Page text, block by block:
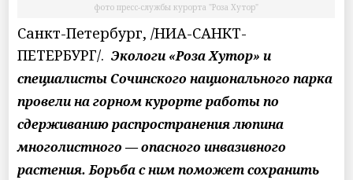
фото пресс-службы курорта "Роза Хутор"
Санкт-Петербург, /НИА-САНКТ-
ПЕТЕРБУРГ/. Экологи «Роза Хутор» и
специалисты Сочинского национального парка
провели на горном курорте работы по
сдерживанию распространения люпина
многолистного — опасного инвазивного
растения. Борьба с ним поможет сохранить